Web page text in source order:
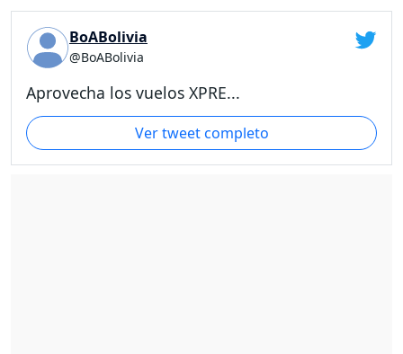
BoABolivia
@BoABolivia
Aprovecha los vuelos XPRE...
Ver tweet completo